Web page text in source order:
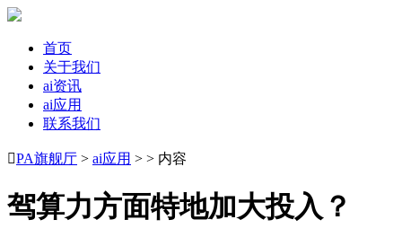
首页
关于我们
ai资讯
ai应用
联系我们
PA旗舰厅 > ai应用 > > 内容
驾算力方面特地加大投入？